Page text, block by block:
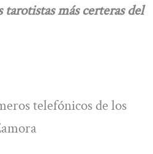
tarotistas más certeras del
telefónicos de los